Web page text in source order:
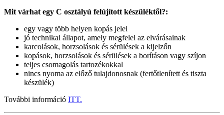
Mit várhat egy C osztályú felújított készüléktől?:
egy vagy több helyen kopás jelei
jó technikai állapot, amely megfelel az elvárásainak
karcolások, horzsolások és sérülések a kijelzőn
kopások, horzsolások és sérülések a borításon vagy szíjon
teljes csomagolás tartozékokkal
nincs nyoma az előző tulajdonosnak (fertőtlenített és tiszta
készülék)
További információ ITT.